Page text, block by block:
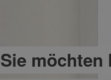
Sie möchten